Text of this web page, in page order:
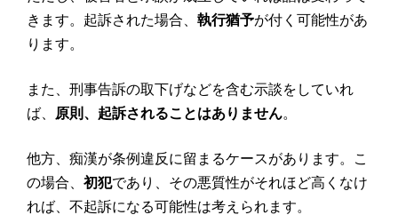
きます。起訴された場合、 執行猶予が付く可能性があ
ります。
また、刑事告訴の取下げなどを含む示談をしていれ
ば、
原則、起訴されることはありません。
他方、痴漢が条例違反に留まるケースがあります。こ
の場合、 初犯であり、その悪質性がそれほど高くなけ
れば、不起訴になる可能性は考えられます。